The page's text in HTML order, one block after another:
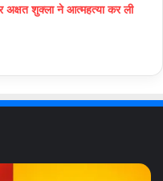
अक्षत शुक्ला ने आत्महत्या कर ली